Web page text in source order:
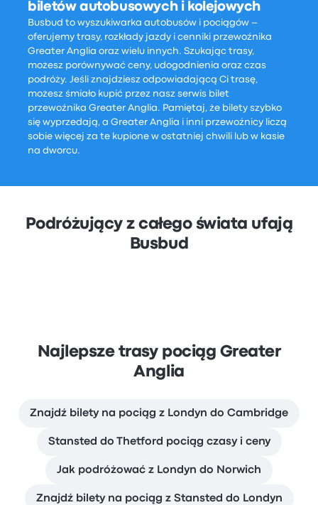
biletów autobusowych i kolejowych
Busbud to wyszukiwarka autobusów i pociągów –
oferujemy trasy, rozkłady jazdy i cenniki przewoźnika
Greater Anglia oraz wielu innych. Szukając trasy,
możesz porównywać ceny, udogodnienia oraz czas
podróży. Jeśli znajdziesz odpowiadającą Ci trasę,
możesz śmiało kupić przez nasz serwis bilet
przewoźnika Greater Anglia. Pamiętaj, że bilety szybko
się wyprzedają, a Greater Anglia i inni przewoźnicy liczą
sobie więcej za te kupione w ostatniej chwili lub w kasie
na dworcu.
Podróżujący z całego świata ufają
Busbud
Najlepsze trasy pociąg Greater
Anglia
Znajdź bilety na pociąg z Londyn do Cambridge
Stansted do Thetford pociąg czasy i ceny
Jak podróżować z Londyn do Norwich
Znajdź bilety na pociąg z Stansted do Londyn